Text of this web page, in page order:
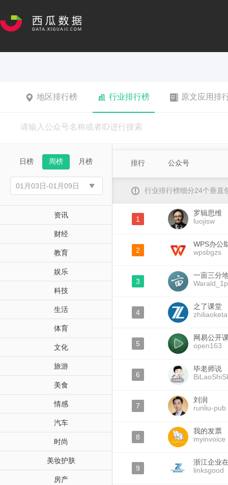
地区排行榜 行业排行榜 原文应用排
日榜 周榜 月榜
资讯
财经
教育
娱乐
科技
生活
体育
文化
旅游
美食
情感
汽车
时尚
美妆护肤
房产
排行 公众号
行业排行榜细分24个垂直
1
罗辑思维
luojisw
2
WPS办公
wpsbgzs
3
一亩三分
4
之了课堂
5
网易公开
open163
6
毕老师说
7
刘润
runliu-pub
8
我的发票
myinvoice
9
浙江企业
linksgood